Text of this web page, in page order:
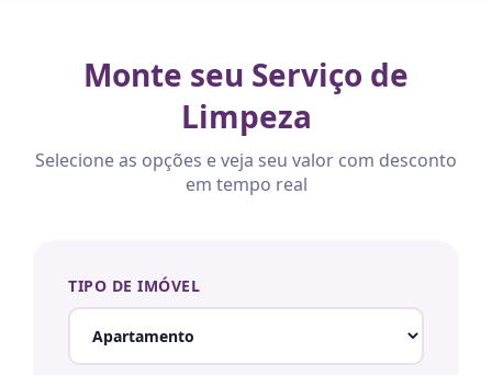
Monte seu Serviço de
Limpeza
Selecione as opções e veja seu valor com desconto
em tempo real
TIPO DE IMÓVEL